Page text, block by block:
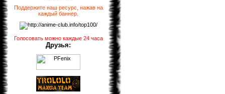
Поддержите наш ресурс, нажав на
каждый баннер
Голосовать можно каждые 24 часа
Друзья: